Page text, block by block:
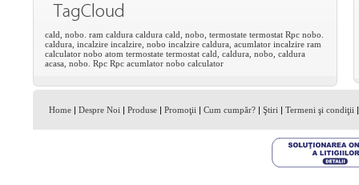
cald, nobo. ram caldura caldura cald, nobo, termostate termostat Rpc nobo.
caldura, incalzire incalzire, nobo incalzire caldura, acumlator incalzire ram
calculator nobo atom termostate termostat cald, caldura, nobo, caldura
acasa, nobo. Rpc Rpc acumlator nobo calculator
Home| Despre Noi | Produse| Promoţii | Cum cumpăr?| Ştiri | Termeni şi condiţii